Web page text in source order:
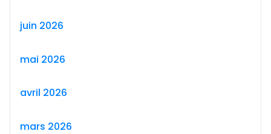
juin 2026
mai 2026
avril 2026
mars 2026